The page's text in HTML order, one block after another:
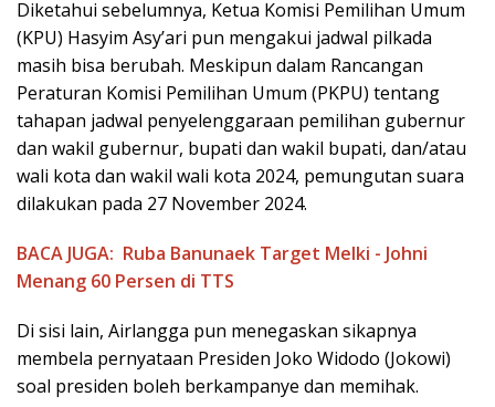
Diketahui sebelumnya, Ketua Komisi Pemilihan Umum
(KPU) Hasyim Asy’ari pun mengakui jadwal pilkada
masih bisa berubah. Meskipun dalam Rancangan
Peraturan Komisi Pemilihan Umum (PKPU) tentang
tahapan jadwal penyelenggaraan pemilihan gubernur
dan wakil gubernur, bupati dan wakil bupati, dan/atau
wali kota dan wakil wali kota 2024, pemungutan suara
dilakukan pada 27 November 2024.
BACA JUGA: Ruba Banunaek Target Melki - Johni
Menang 60 Persen di TTS
Di sisi lain, Airlangga pun menegaskan sikapnya
membela pernyataan Presiden Joko Widodo (Jokowi)
soal presiden boleh berkampanye dan memihak.